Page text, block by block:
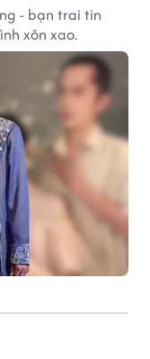
- bạn trai tin
xôn xao.